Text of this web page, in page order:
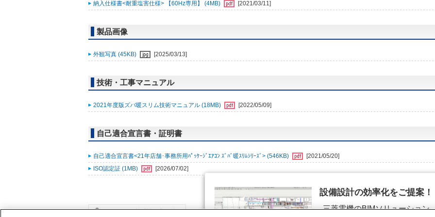
納入仕様書<耐重塩害仕様> 【60Hz専用】 (4MB)
[2021/03/11]
製品画像
外観写真 (45KB) [2025/03/13]
技術・工事マニュアル
2021年度版ズバ暖スリム技術マニュアル (18MB) [2022/05/09]
自己適合宣言書・証明書
自己適合宣言書<21年店舗･事務所用ﾊﾟｯｹｰｼﾞｴｱｺﾝ ｽﾞﾊﾞ暖ｽﾘﾑｼﾘｰｽﾞ> (546KB)
[2021/05/20]
ISO認定証 (1MB)
[2026/07/02]
設備設計の効率化をご提案！
三菱電機のBIMソリューション